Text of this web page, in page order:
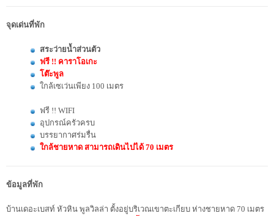
จุดเด่นที่พัก
สระว่ายน้ำส่วนตัว
ฟรี !! คาราโอเกะ
โต๊ะพูล
ใกล้เซเว่นเพียง 100 เมตร
ฟรี !! WIFI
อุปกรณ์ครัวครบ
บรรยากาศร่มรื่น
ใกล้ชายหาด สามารถเดินไปได้ 70 เมตร
ข้อมูลที่พัก
บ้านเดอะเบสท์ หัวหิน พูลวิลล่า ตั้งอยู่บริเวณเขาตะเกียบ ห่างชายหาด 70 เมตร